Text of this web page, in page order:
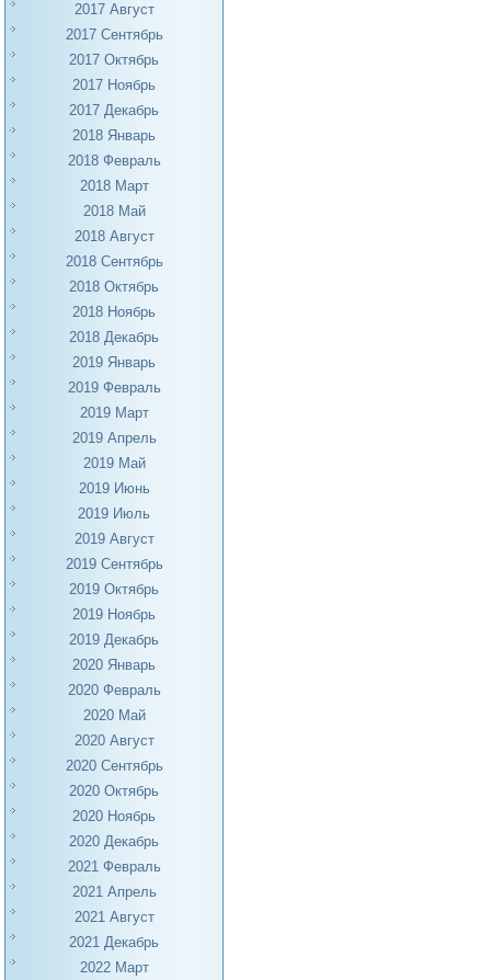
2017 Август
2017 Сентябрь
2017 Октябрь
2017 Ноябрь
2017 Декабрь
2018 Январь
2018 Февраль
2018 Март
2018 Май
2018 Август
2018 Сентябрь
2018 Октябрь
2018 Ноябрь
2018 Декабрь
2019 Январь
2019 Февраль
2019 Март
2019 Апрель
2019 Май
2019 Июнь
2019 Июль
2019 Август
2019 Сентябрь
2019 Октябрь
2019 Ноябрь
2019 Декабрь
2020 Январь
2020 Февраль
2020 Май
2020 Август
2020 Сентябрь
2020 Октябрь
2020 Ноябрь
2020 Декабрь
2021 Февраль
2021 Апрель
2021 Август
2021 Декабрь
2022 Март